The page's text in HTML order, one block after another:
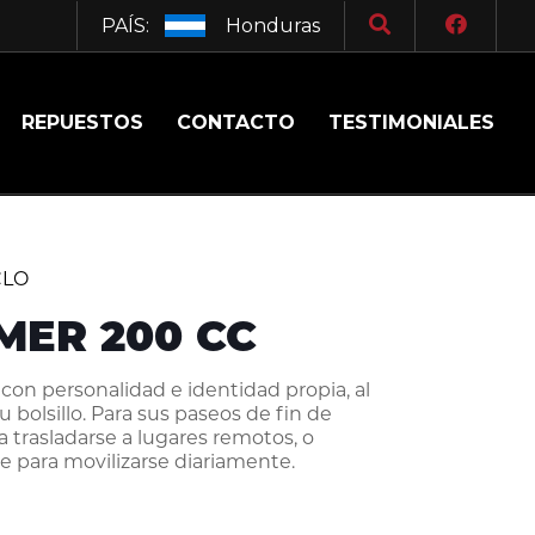
PAÍS: Honduras
REPUESTOS CONTACTO TESTIMONIALES
200 CC
personalidad e identidad propia, al
bolsillo. Para sus paseos de fin de
trasladarse a lugares remotos, o
para movilizarse diariamente.